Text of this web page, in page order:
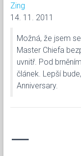
Zing
14. 11. 2011
Možná, že jsem
Master Chiefa
uvnitř. Pod
článek. Lepší
Anniversary.
—